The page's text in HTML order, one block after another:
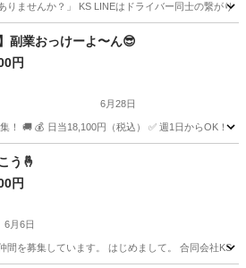
りませんか？」 KS LINEはドライバー同士の繋が
ドライバー 居場所
副業おっけーよ〜ん😎
円
6月28日
！ 🚚 💰 日当18,100円（税込） ✅ 週1日からOK！
配送
う🤞
円
6月6日
間を募集しています。 はじめまして。 合同会社KS